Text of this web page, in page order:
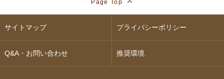
Page Top
サイトマップ プライバシーポリシー
Q&A・お問い合わせ 推奨環境